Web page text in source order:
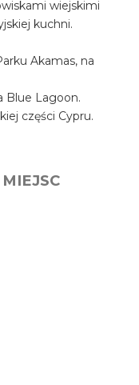
wiejskimi
kuchni.
Akamas, na
Blue Lagoon.
części Cypru.